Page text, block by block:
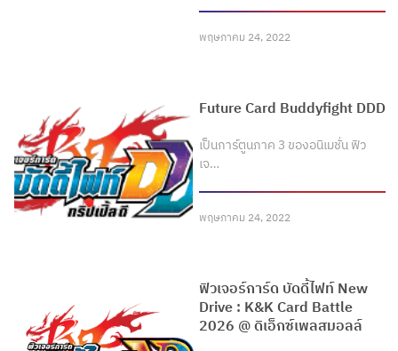
พฤษภาคม 24, 2022
Future Card Buddyfight DDD
เป็นการ์ตูนภาค 3 ของอนิเมชั่น ฟิว
เจ…
พฤษภาคม 24, 2022
ฟิวเจอร์การ์ด บัดดี้ไฟท์ New
Drive : K&K Card Battle
2026 @ ดิเอ็กซ์เพลสมอลล์